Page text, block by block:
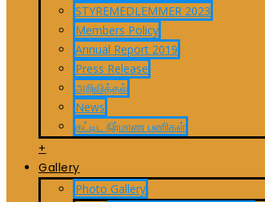
STYREMEDLEMMER 2023
Members Policy
Annual Report 2019
Press Release
அறிவித்தல்
News
கட்டிட நிர்மாண பணிகள்
+
Gallery
Photo Gallery